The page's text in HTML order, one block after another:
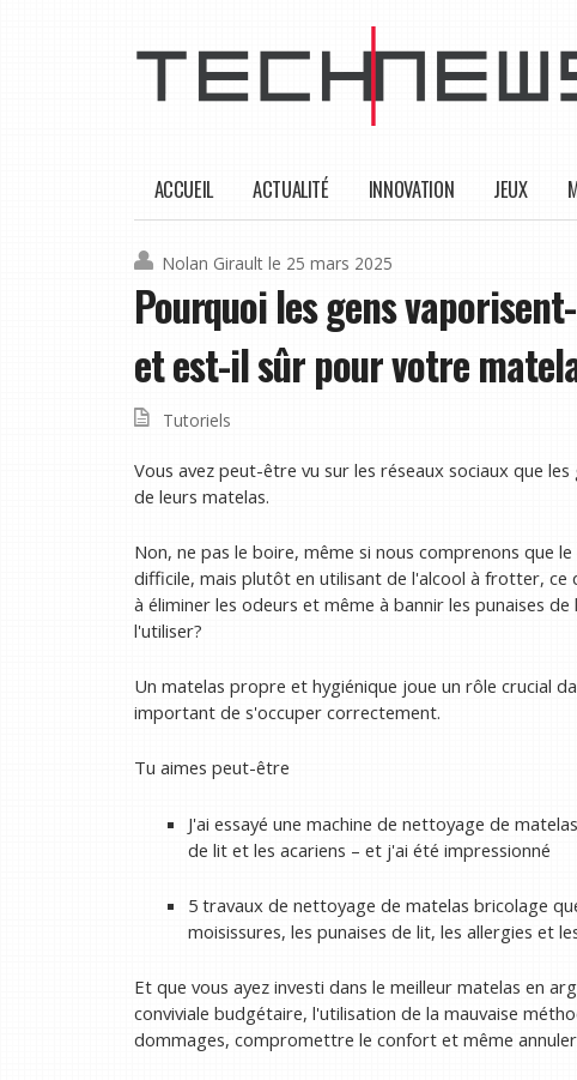
ACCUEIL ACTUALITÉ INNOVATION JEUX
Nolan Girault le 25 mars 2025
Pourquoi les gens
et est-il sûr pour votre
Tutoriels
Vous avez peut-être vu sur les réseaux sociaux que
de leurs matelas.
Non, ne pas le boire, même si nous comprenons que
difficile, mais plutôt en utilisant de l'alcool à frotter,
à éliminer les odeurs et même à bannir les punaises
l'utiliser?
Un matelas propre et hygiénique joue un rôle crucial
important de s'occuper correctement.
Tu aimes peut-être
J'ai essayé une machine de nettoyage de
de lit et les acariens – et j'ai été impressionné
5 travaux de nettoyage de matelas bricolage
moisissures, les punaises de lit, les allergies et
Et que vous ayez investi dans le meilleur matelas en
conviviale budgétaire, l'utilisation de la mauvaise
dommages, compromettre le confort et même